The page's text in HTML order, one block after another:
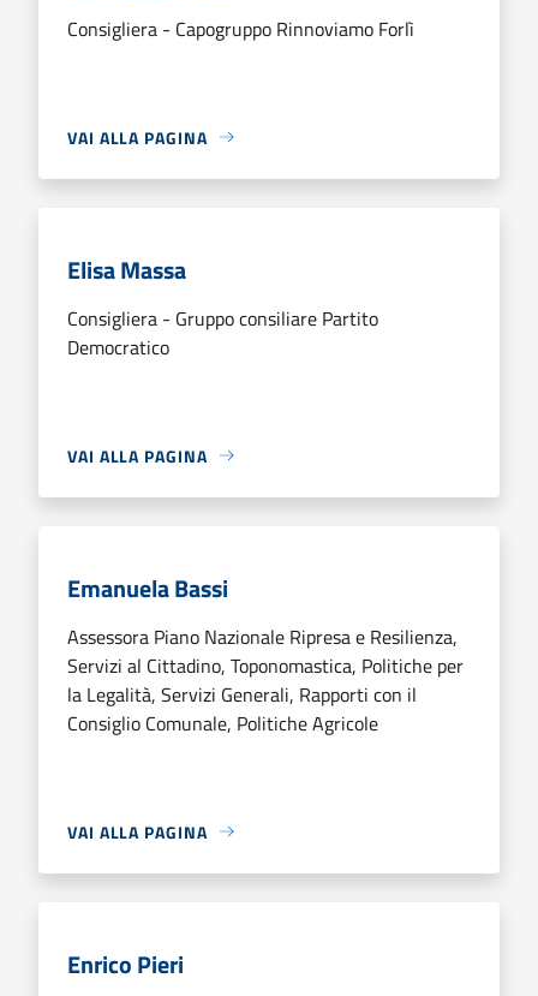
Consigliera - Capogruppo Rinnoviamo Forlì
VAI ALLA PAGINA
Elisa Massa
Consigliera - Gruppo consiliare Partito
Democratico
VAI ALLA PAGINA
Emanuela Bassi
Assessora Piano Nazionale Ripresa e Resilienza,
Servizi al Cittadino, Toponomastica, Politiche per
la Legalità, Servizi Generali, Rapporti con il
Consiglio Comunale, Politiche Agricole
VAI ALLA PAGINA
Enrico Pieri